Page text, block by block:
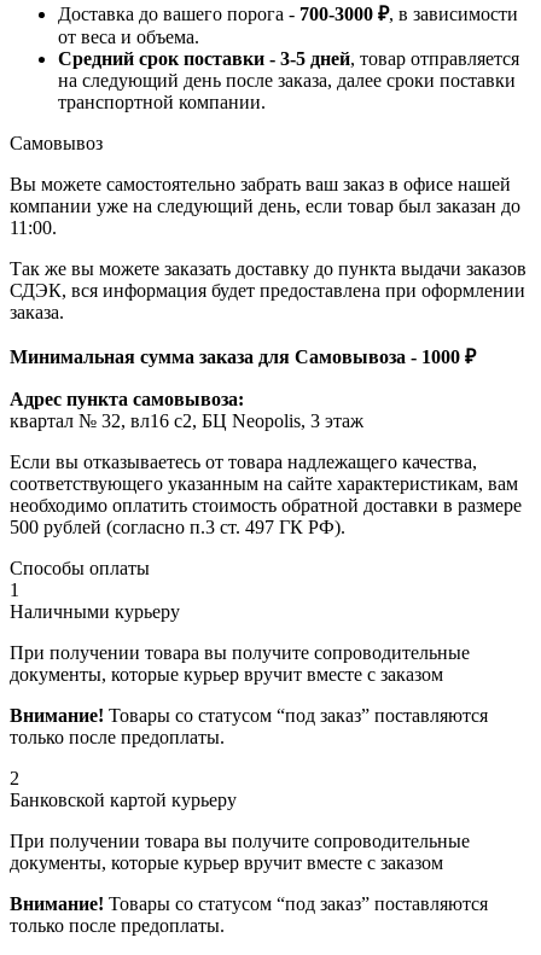
Доставка до вашего порога - 700-3000 ₽, в зависимости
от веса и объема.
Средний срок поставки - 3-5 дней, товар отправляется
на следующий день после заказа, далее сроки поставки
транспортной компании.
Самовывоз
Вы можете самостоятельно забрать ваш заказ в офисе нашей
компании уже на следующий день, если товар был заказан до
11:00.
Так же вы можете заказать доставку до пункта выдачи заказов
СДЭК, вся информация будет предоставлена при оформлении
заказа.
Минимальная сумма заказа для Самовывоза - 1000 ₽
Адрес пункта самовывоза:
квартал № 32, вл16 с2, БЦ Neopolis, 3 этаж
Если вы отказываетесь от товара надлежащего качества,
соответствующего указанным на сайте характеристикам, вам
необходимо оплатить стоимость обратной доставки в размере
500 рублей (согласно п.3 ст. 497 ГК РФ).
Способы оплаты
1
Наличными курьеру
При получении товара вы получите сопроводительные
документы, которые курьер вручит вместе с заказом
Внимание! Товары со статусом “под заказ” поставляются
только после предоплаты.
2
Банковской картой курьеру
При получении товара вы получите сопроводительные
документы, которые курьер вручит вместе с заказом
Внимание! Товары со статусом “под заказ” поставляются
только после предоплаты.